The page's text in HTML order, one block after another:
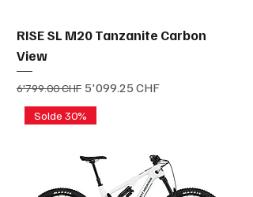
RISE SL M20 Tanzanite Carbon
View
Prix original
6'799.00 CHF Prix promotionnel
5'099.25 CHF
Solde 30%